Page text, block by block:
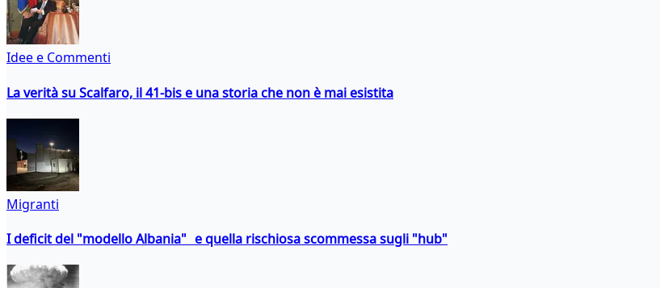
Idee e Commenti
La verità su Scalfaro, il 41-bis e una storia che non è mai esistita
Migranti
I deficit del "modello Albania" e quella rischiosa scommessa sugli "hub"